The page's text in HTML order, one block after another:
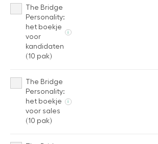
The Bridge
Personality:
het boekje
voor
kandidaten
(10 pak)
i
The Bridge
Personality:
het boekje
voor sales
(10 pak)
i